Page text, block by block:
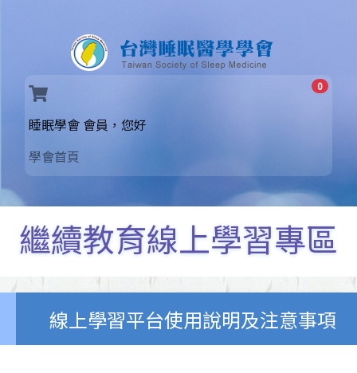
0
睡眠學會 會員，您好
學會首頁
繼續教育線上學習專區
線上學習平台使用說明及注意事項